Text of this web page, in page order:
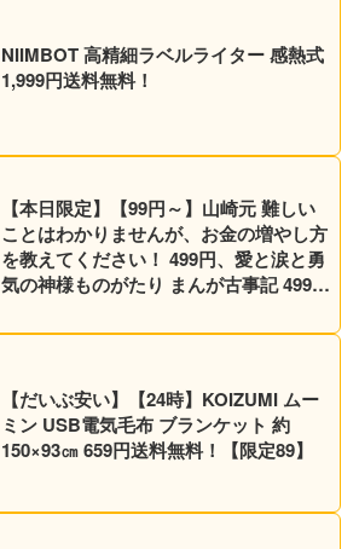
NIIMBOT 高精細ラベルライター 感熱式
1,999円送料無料！
【本日限定】【99円～】山崎元 難しい
ことはわかりませんが、お金の増やし方
を教えてください！ 499円、愛と涙と勇
気の神様ものがたり まんが古事記 499円
【だいぶ安い】【24時】KOIZUMI ムー
ミン USB電気毛布 ブランケット 約
150×93㎝ 659円送料無料！【限定89】